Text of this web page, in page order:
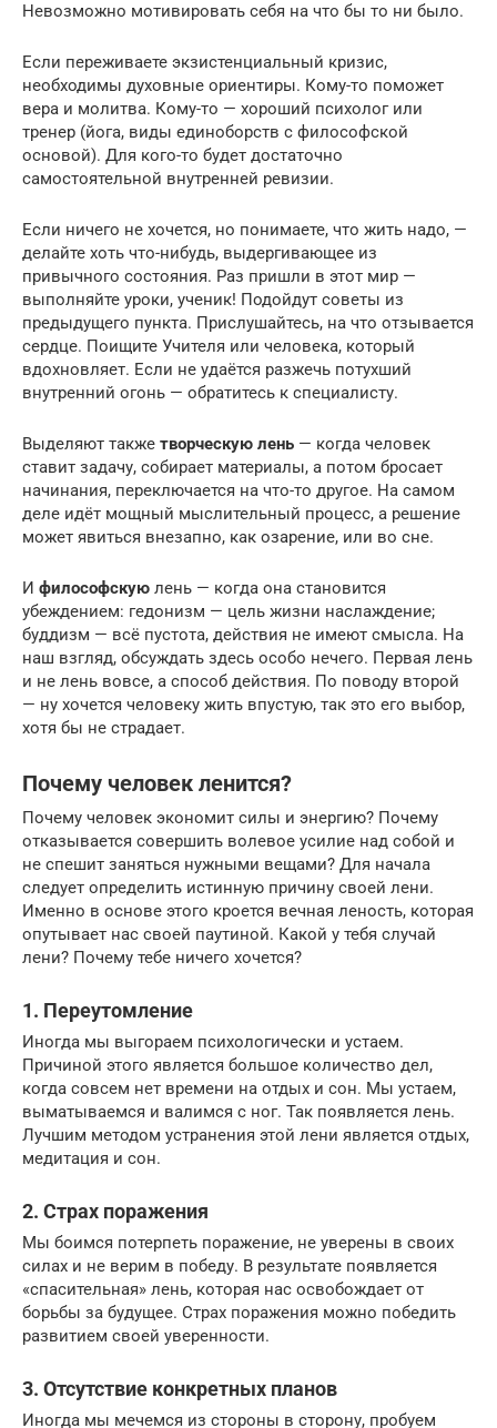
Невозможно мотивировать себя на что бы то ни было.
Если переживаете экзистенциальный кризис,
необходимы духовные ориентиры. Кому-то поможет
вера и молитва. Кому-то — хороший психолог или
тренер (йога, виды единоборств с философской
основой). Для кого-то будет достаточно
самостоятельной внутренней ревизии.
Если ничего не хочется, но понимаете, что жить надо, —
делайте хоть что-нибудь, выдергивающее из
привычного состояния. Раз пришли в этот мир —
выполняйте уроки, ученик! Подойдут советы из
предыдущего пункта. Прислушайтесь, на что отзывается
сердце. Поищите Учителя или человека, который
вдохновляет. Если не удаётся разжечь потухший
внутренний огонь — обратитесь к специалисту.
Выделяют также творческую лень — когда человек
ставит задачу, собирает материалы, а потом бросает
начинания, переключается на что-то другое. На самом
деле идёт мощный мыслительный процесс, а решение
может явиться внезапно, как озарение, или во сне.
И философскую лень — когда она становится
убеждением: гедонизм — цель жизни наслаждение;
буддизм — всё пустота, действия не имеют смысла. На
наш взгляд, обсуждать здесь особо нечего. Первая лень
и не лень вовсе, а способ действия. По поводу второй
— ну хочется человеку жить впустую, так это его выбор,
хотя бы не страдает.
Почему человек ленится?
Почему человек экономит силы и энергию? Почему
отказывается совершить волевое усилие над собой и
не спешит заняться нужными вещами? Для начала
следует определить истинную причину своей лени.
Именно в основе этого кроется вечная леность, которая
опутывает нас своей паутиной. Какой у тебя случай
лени? Почему тебе ничего хочется?
1. Переутомление
Иногда мы выгораем психологически и устаем.
Причиной этого является большое количество дел,
когда совсем нет времени на отдых и сон. Мы устаем,
выматываемся и валимся с ног. Так появляется лень.
Лучшим методом устранения этой лени является отдых,
медитация и сон.
2. Страх поражения
Мы боимся потерпеть поражение, не уверены в своих
силах и не верим в победу. В результате появляется
«спасительная» лень, которая нас освобождает от
борьбы за будущее. Страх поражения можно победить
развитием своей уверенности.
3. Отсутствие конкретных планов
Иногда мы мечемся из стороны в сторону, пробуем